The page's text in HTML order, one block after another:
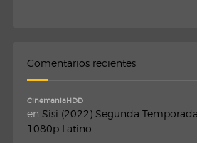
Comentarios recientes
CinemaniaHDD
en Sisi (2022) Segunda
1080p Latino